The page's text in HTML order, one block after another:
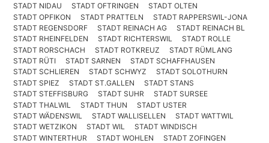
STADT NIDAU
STADT OFTRINGEN
STADT OLTEN
STADT OPFIKON
STADT PRATTELN
STADT RAPPERSWIL-JONA
STADT REGENSDORF
STADT REINACH AG
STADT REINACH BL
STADT RHEINFELDEN
STADT RICHTERSWIL
STADT ROLLE
STADT RORSCHACH
STADT ROTKREUZ
STADT RÜMLANG
STADT RÜTI
STADT SARNEN
STADT SCHAFFHAUSEN
STADT SCHLIEREN
STADT SCHWYZ
STADT SOLOTHURN
STADT SPIEZ
STADT ST.GALLEN
STADT STANS
STADT STEFFISBURG
STADT SUHR
STADT SURSEE
STADT THALWIL
STADT THUN
STADT USTER
STADT WÄDENSWIL
STADT WALLISELLEN
STADT WATTWIL
STADT WETZIKON
STADT WIL
STADT WINDISCH
STADT WINTERTHUR
STADT WOHLEN
STADT ZOFINGEN